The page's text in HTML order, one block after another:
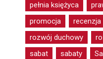
pełnia księżyca
promocja
recenzja
rozwój duchowy
sabat
sabaty